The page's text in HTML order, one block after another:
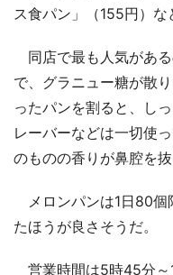
ス食パン」（155円）な
同店で最も人気がある
で、グラニュー糖が散
ったパンを割ると、し
レーバーなどは一切使
のものの香りが鼻腔を抜
メロンパンは1日80個
たほうが良さそうだ。
営業時間は5時45分～